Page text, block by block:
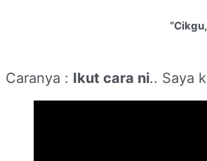
Caranya : Ikut cara ni.. Saya